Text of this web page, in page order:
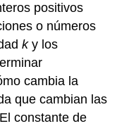
positivos
o números
ky los
cambia la
que cambian las
constante de